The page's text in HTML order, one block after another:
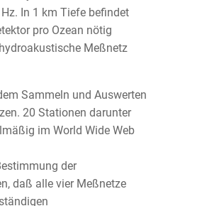
In 1 km Tiefe befindet
pro Ozean nötig
Meßnetz
Sammeln und Auswerten
20 Stationen darunter
im World Wide Web
der
daß alle vier Meßnetze